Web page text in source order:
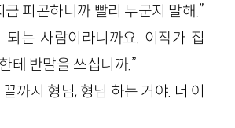
금 피곤하니까 빨리 누군지 말해.”
되는 사람이라니까요. 이작가 집
테 반말을 쓰십니까.”
까지 형님, 형님 하는 거야. 너 어